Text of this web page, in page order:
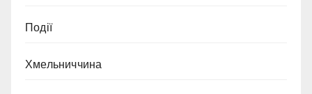
Події
Хмельниччина